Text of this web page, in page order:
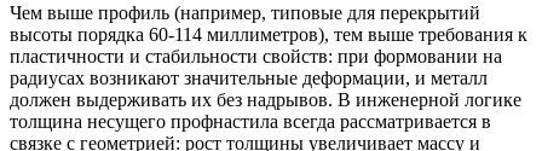
Чем выше профиль (например, типовые для перекрытий
высоты порядка 60-114 миллиметров), тем выше требования к
пластичности и стабильности свойств: при формовании на
радиусах возникают значительные деформации, и металл
должен выдерживать их без надрывов. В инженерной логике
толщина несущего профнастила всегда рассматривается в
связке с геометрией: рост толщины увеличивает массу и